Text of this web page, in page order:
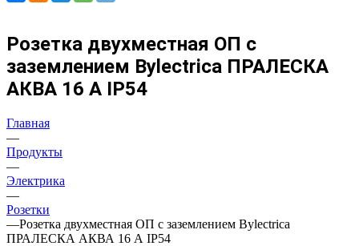
Розетка двухместная ОП с
заземлением Bylectrica ПРАЛЕСКА
АКВА 16 А IP54
Главная
—
Продукты
—
Электрика
—
Розетки
—Розетка двухместная ОП с заземлением Bylectrica
ПРАЛЕСКА АКВА 16 А IP54